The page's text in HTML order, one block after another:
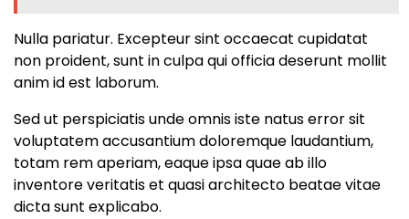
Nulla pariatur. Excepteur sint occaecat cupidatat
non proident, sunt in culpa qui officia deserunt mollit
anim id est laborum.
Sed ut perspiciatis unde omnis iste natus error sit
voluptatem accusantium doloremque laudantium,
totam rem aperiam, eaque ipsa quae ab illo
inventore veritatis et quasi architecto beatae vitae
dicta sunt explicabo.